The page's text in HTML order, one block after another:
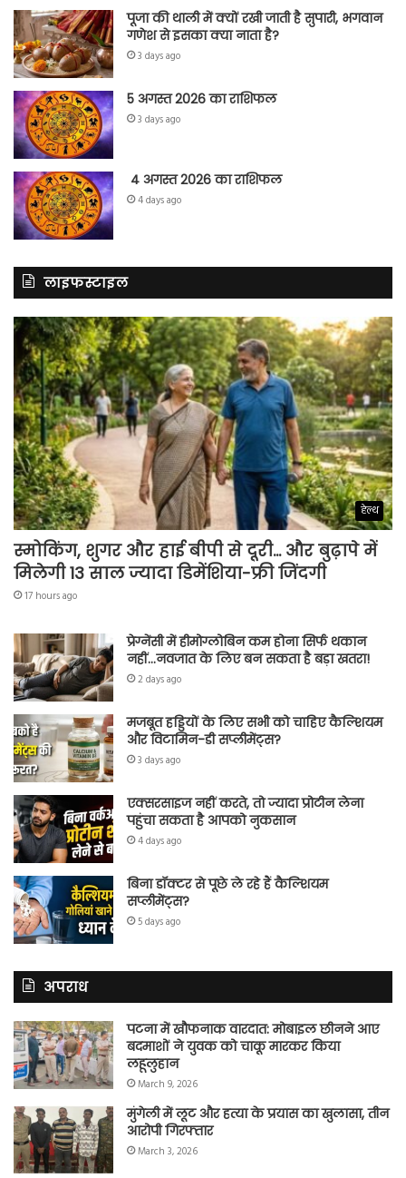
पूजा की थाली में क्यों रखी जाती है सुपारी, भगवान
गणेश से इसका क्या नाता है?
3 days ago
5 अगस्त 2026 का राशिफल
3 days ago
4 अगस्त 2026 का राशिफल
4 days ago
लाइफस्टाइल
हेल्थ
स्मोकिंग, शुगर और हाई बीपी से दूरी… और बुढ़ापे में
मिलेगी 13 साल ज्यादा डिमेंशिया-फ्री जिंदगी
17 hours ago
प्रेग्नेंसी में हीमोग्लोबिन कम होना सिर्फ थकान
नहीं…नवजात के लिए बन सकता है बड़ा खतरा!
2 days ago
मजबूत हड्डियों के लिए सभी को चाहिए कैल्शियम
और विटामिन-डी सप्लीमेंट्स?
3 days ago
एक्सरसाइज नहीं करते, तो ज्यादा प्रोटीन लेना
पहुंचा सकता है आपको नुकसान
4 days ago
बिना डॉक्टर से पूछे ले रहे हैं कैल्शियम
सप्लीमेंट्स?
5 days ago
अपराध
पटना में खौफनाक वारदात: मोबाइल छीनने आए
बदमाशों ने युवक को चाकू मारकर किया
लहूलुहान
March 9, 2026
मुंगेली में लूट और हत्या के प्रयास का खुलासा, तीन
आरोपी गिरफ्तार
March 3, 2026